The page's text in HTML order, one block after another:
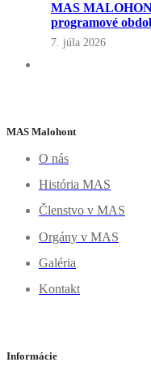
MAS
programové
7. júla 2026
MAS Malohont
O nás
História MAS
Členstvo v MAS
Orgány v MAS
Galéria
Kontakt
Informácie